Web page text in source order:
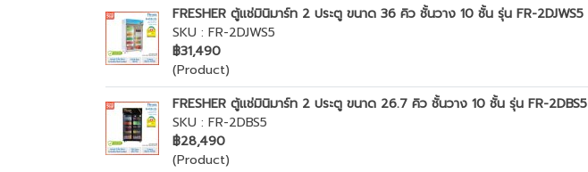
FRESHER ตู้แช่มินิมาร์ท 2 ประตู ขนาด 36 คิว ชั้นวาง 10 ชั้น รุ่น FR-2DJWS5
SKU : FR-2DJWS5
฿31,490
(Product)
FRESHER ตู้แช่มินิมาร์ท 2 ประตู ขนาด 26.7 คิว ชั้นวาง 10 ชั้น รุ่น FR-2DBS5
SKU : FR-2DBS5
฿28,490
(Product)